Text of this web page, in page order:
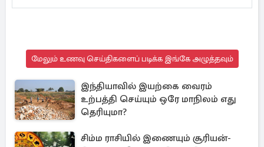
மேலும் உணவு செய்திகளைப் படிக்க இங்கே அழுத்தவும்
இந்தியாவில் இயற்கை வைரம்
உற்பத்தி செய்யும் ஒரே மாநிலம் எது
தெரியுமா?
சிம்ம ராசியில் இணையும் சூரியன்-